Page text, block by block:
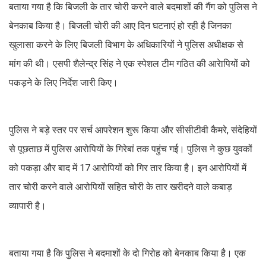
बताया गया है कि बिजली के तार चोरी करने वाले बदमाशों की गैंग को पुलिस ने
बेनकाब किया है। बिजली चोरी की आए दिन घटनाएं हो रही है जिनका
खुलासा करने के लिए बिजली विभाग के अधिकारियों ने पुलिस अधीक्षक से
मांग की थी। एसपी शैलेन्द्र सिंह ने एक स्पेशल टीम गठित की आरेापियों को
पकड़ने के लिए निर्देश जारी किए।
पुलिस ने बड़े स्तर पर सर्च आपरेशन शुरू किया और सीसीटीवी कैमरे, संदेहियों
से पूछताछ में पुलिस आरोपियों के गिरेबां तक पहुंच गई। पुलिस ने कुछ युवकों
को पकड़ा और बाद में 17 आरोपियों को गिर तार किया है। इन आरोपियों में
तार चोरी करने वाले आरोपियों सहित चोरी के तार खरीदने वाले कबाड़
व्यापारी है।
बताया गया है कि पुलिस ने बदमाशों के दो गिरोह को बेनकाब किया है। एक